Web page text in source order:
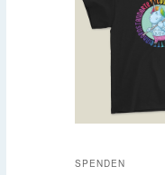
SPENDEN